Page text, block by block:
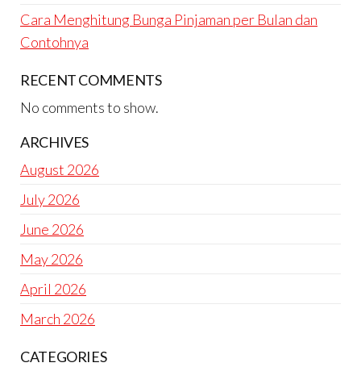
Cara Menghitung Bunga Pinjaman per Bulan dan
Contohnya
RECENT COMMENTS
No comments to show.
ARCHIVES
August 2026
July 2026
June 2026
May 2026
April 2026
March 2026
CATEGORIES